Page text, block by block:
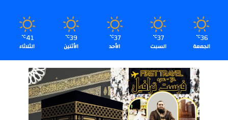
36
℃
الجمعة
37
℃
السبت
37
℃
الأحد
39
℃
الأثنين
41
℃
الثلاثاء